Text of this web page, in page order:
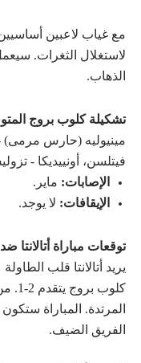
مع غياب لاعبين
لاستغلال الثغرات.
الذهاب.
تشكيلة كلوب بروج المتوقعة (4-2-3-1، من اليمين
مينيوليه (حارس مرمى)
فيتلسن، أونييديكا -
الإصابات: ماير.
الإيقافات: لا يوجد.
توقعات مباراة أتالانتا
يريد أتالانتا قلب
المرتدة. المباراة
الفريق الضيف.